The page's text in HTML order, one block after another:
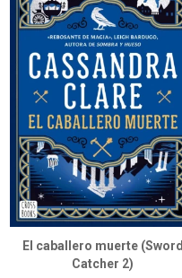
El caballero muerte (Sword
Catcher 2)